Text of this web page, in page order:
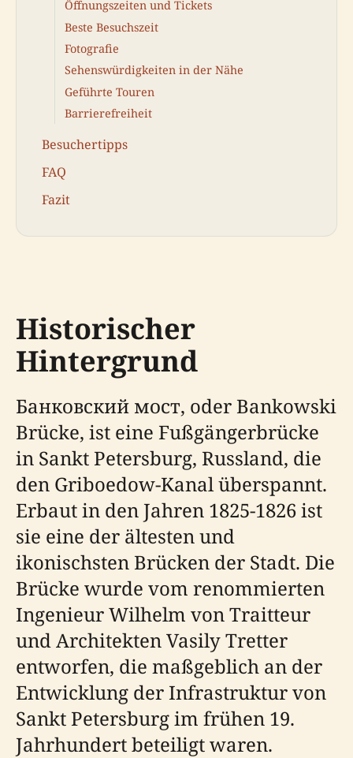
Öffnungszeiten und Tickets
Beste Besuchszeit
Fotografie
Sehenswürdigkeiten in der Nähe
Geführte Touren
Barrierefreiheit
Besuchertipps
FAQ
Fazit
Historischer
Hintergrund
Банковский мост, oder Bankowski
Brücke, ist eine Fußgängerbrücke
in Sankt Petersburg, Russland, die
den Griboedow-Kanal überspannt.
Erbaut in den Jahren 1825-1826 ist
sie eine der ältesten und
ikonischsten Brücken der Stadt. Die
Brücke wurde vom renommierten
Ingenieur Wilhelm von Traitteur
und Architekten Vasily Tretter
entworfen, die maßgeblich an der
Entwicklung der Infrastruktur von
Sankt Petersburg im frühen 19.
Jahrhundert beteiligt waren.